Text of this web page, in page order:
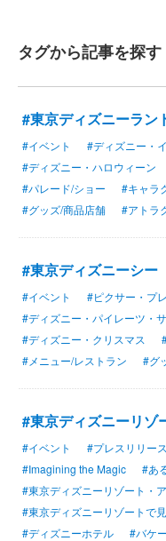
タグから記事を探す
#東京ディズニーラン
#イベント #ディズニー・
#ディズニー・ハロウィーン
#パレード/ショー
#キャラ
#グッズ/商品店舗
#アトラ
#東京ディズニーシー
#イベント #ピクサー・プ
#ディズニー・パイレーツ・
#ディズニー・クリスマス
#メニュー/レストラン
#グ
#東京ディズニーリゾ
#イベント #プレスリリース
#Imagining the Magic
#あ
#東京ディズニーリゾート・
#東京ディズニーリゾートで
#ディズニーホテル
#バケ